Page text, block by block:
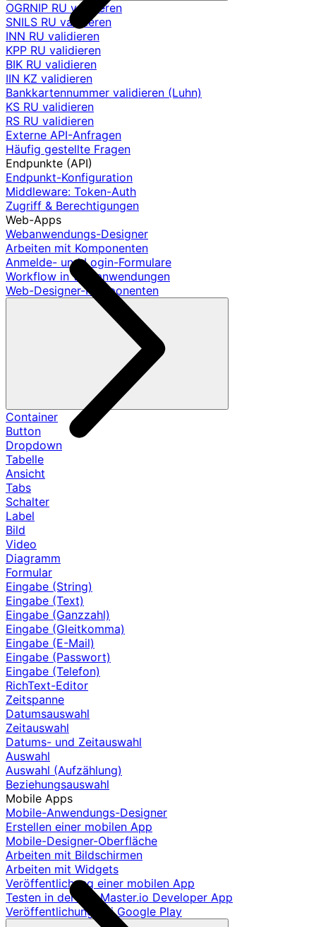
OGRNIP RU validieren
SNILS RU validieren
INN RU validieren
KPP RU validieren
BIK RU validieren
IIN KZ validieren
Bankkartennummer validieren (Luhn)
KS RU validieren
RS RU validieren
Externe API-Anfragen
Häufig gestellte Fragen
Endpunkte (API)
Endpunkt-Konfiguration
Middleware: Token-Auth
Zugriff & Berechtigungen
Web-Apps
Webanwendungs-Designer
Arbeiten mit Komponenten
Anmelde- und Login-Formulare
Workflow in Webanwendungen
Web-Designer-Komponenten
Container
Button
Dropdown
Tabelle
Ansicht
Tabs
Schalter
Label
Bild
Video
Diagramm
Formular
Eingabe (String)
Eingabe (Text)
Eingabe (Ganzzahl)
Eingabe (Gleitkomma)
Eingabe (E-Mail)
Eingabe (Passwort)
Eingabe (Telefon)
RichText-Editor
Zeitspanne
Datumsauswahl
Zeitauswahl
Datums- und Zeitauswahl
Auswahl
Auswahl (Aufzählung)
Beziehungsauswahl
Mobile Apps
Mobile-Anwendungs-Designer
Erstellen einer mobilen App
Mobile-Designer-Oberfläche
Arbeiten mit Bildschirmen
Arbeiten mit Widgets
Veröffentlichung einer mobilen App
Testen in der AppMaster.io Developer App
Veröffentlichung bei Google Play